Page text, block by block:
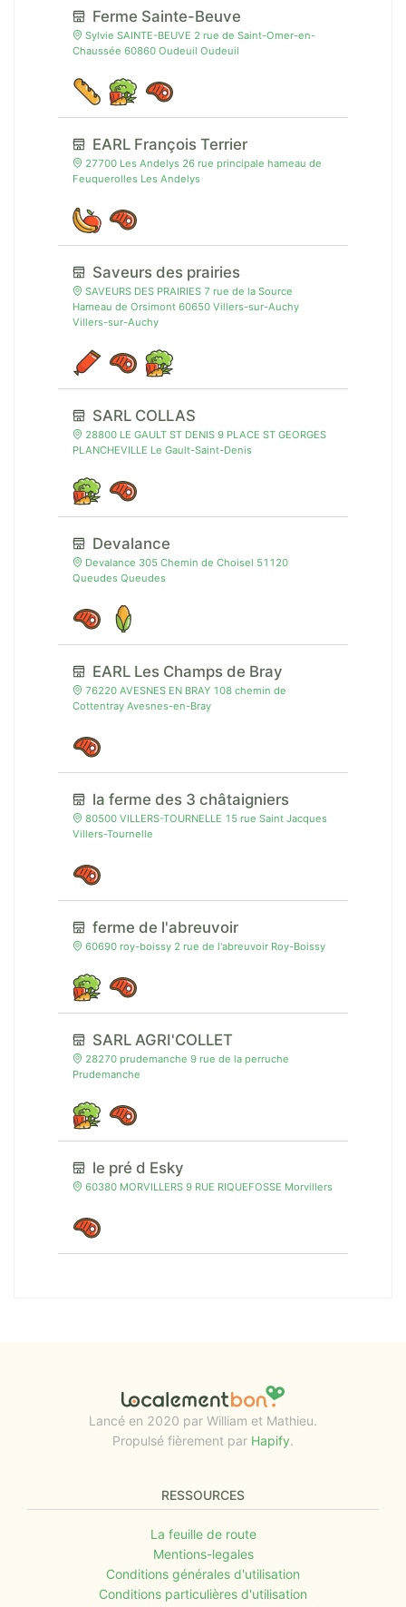
Ferme Sainte-Beuve
Sylvie SAINTE-BEUVE 2 rue de Saint-Omer-en-
Chaussée 60860 Oudeuil Oudeuil
EARL François Terrier
27700 Les Andelys 26 rue principale hameau de
Feuquerolles Les Andelys
Saveurs des prairies
SAVEURS DES PRAIRIES 7 rue de la Source
Hameau de Orsimont 60650 Villers-sur-Auchy
Villers-sur-Auchy
SARL COLLAS
28800 LE GAULT ST DENIS 9 PLACE ST GEORGES
PLANCHEVILLE Le Gault-Saint-Denis
Devalance
Devalance 305 Chemin de Choisel 51120
Queudes Queudes
EARL Les Champs de Bray
76220 AVESNES EN BRAY 108 chemin de
Cottentray Avesnes-en-Bray
la ferme des 3 châtaigniers
80500 VILLERS-TOURNELLE 15 rue Saint Jacques
Villers-Tournelle
ferme de l'abreuvoir
60690 roy-boissy 2 rue de l'abreuvoir Roy-Boissy
SARL AGRI'COLLET
28270 prudemanche 9 rue de la perruche
Prudemanche
le pré d Esky
60380 MORVILLERS 9 RUE RIQUEFOSSE Morvillers
Lancé en 2020 par William et Mathieu.
Propulsé fièrement par Hapify.
RESSOURCES
La feuille de route
Mentions-legales
Conditions générales d'utilisation
Conditions particulières d'utilisation